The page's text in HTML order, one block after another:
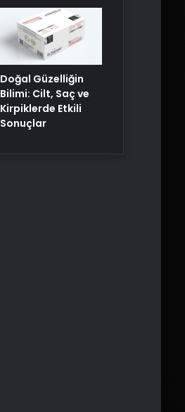
Doğal Güzelliğin
Bilimi: Cilt, Saç ve
Kirpiklerde Etkili
Sonuçlar